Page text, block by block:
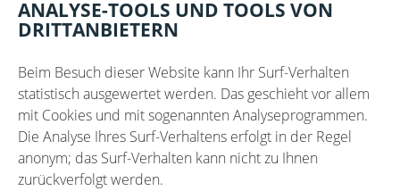
ANALYSE-TOOLS UND TOOLS VON
DRITTANBIETERN
Beim Besuch dieser Website kann Ihr Surf-Verhalten
statistisch ausgewertet werden. Das geschieht vor allem
mit Cookies und mit sogenannten Analyseprogrammen.
Die Analyse Ihres Surf-Verhaltens erfolgt in der Regel
anonym; das Surf-Verhalten kann nicht zu Ihnen
zurückverfolgt werden.